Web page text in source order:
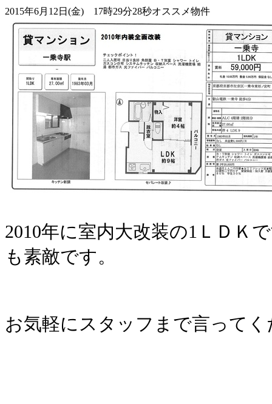
2015年6月12日(金) 17時29分28秒オススメ物件
2010年に室内大改装の1ＬＤＫ
も素敵です。
お気軽にスタッフまで言ってく